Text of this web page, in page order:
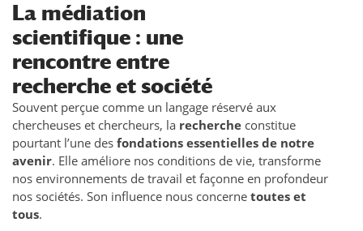
La médiation
scientifique : une
rencontre entre
recherche et société
Souvent perçue comme un langage réservé aux
chercheuses et chercheurs, la recherche constitue
pourtant l’une des fondations essentielles de notre
avenir. Elle améliore nos conditions de vie, transforme
nos environnements de travail et façonne en profondeur
nos sociétés. Son influence nous concerne toutes et
tous.